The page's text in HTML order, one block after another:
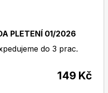
PLETENÍ 01/2026
do 3 prac.
149 Kč